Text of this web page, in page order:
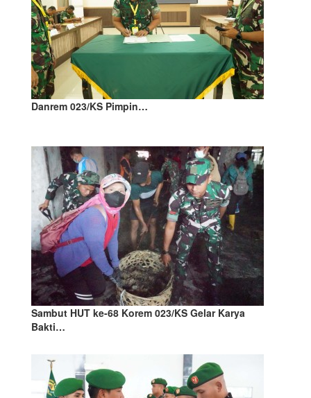
Danrem 023/KS Pimpin…
Sambut HUT ke-68 Korem 023/KS Gelar Karya
Bakti…